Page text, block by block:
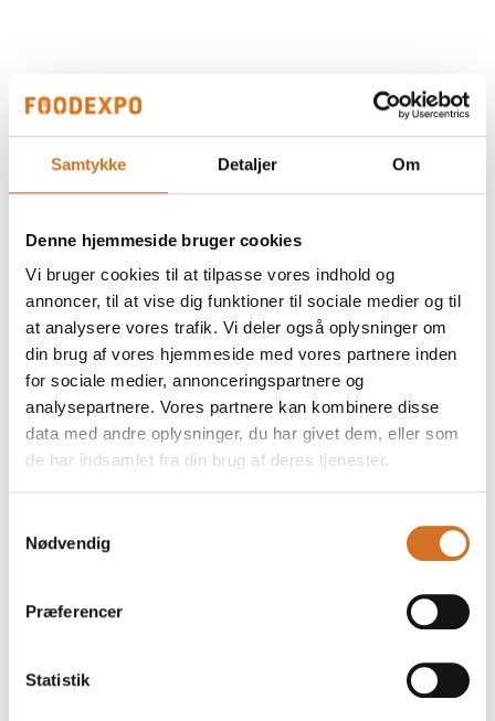
Samtykke Detaljer Om
Denne hjemmeside bruger cookies
Vi bruger cookies til at tilpasse vores indhold og
annoncer, til at vise dig funktioner til sociale medier og til
at analysere vores trafik. Vi deler også oplysninger om
din brug af vores hjemmeside med vores partnere inden
for sociale medier, annonceringspartnere og
analysepartnere. Vores partnere kan kombinere disse
data med andre oplysninger, du har givet dem, eller som
de har indsamlet fra din brug af deres tjenester.
Nødvendig
Præferencer
Statistik
Astreea Igloo - PRO model L
rund
Paris 2 – Caféstol m. armlæn
Paris 4 – Caféstol – Textylene